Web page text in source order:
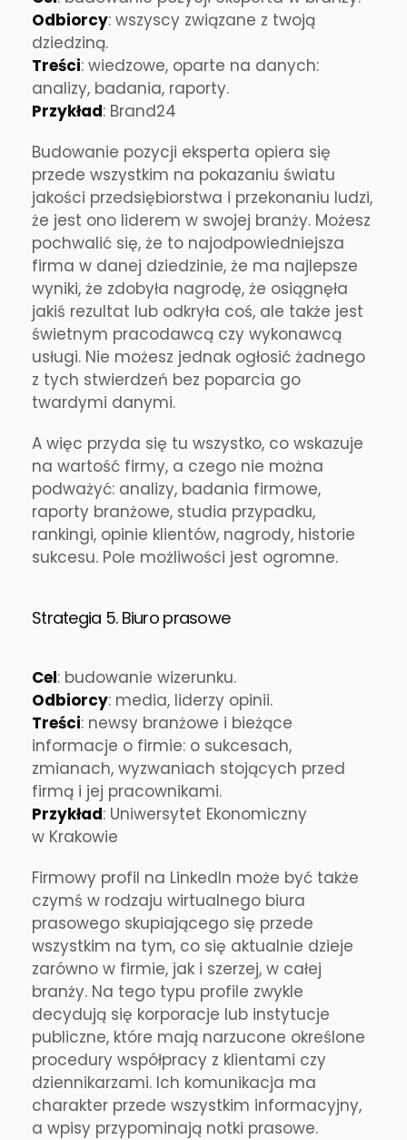
Odbiorcy: wszyscy związane z twoją
dziedziną.
Treści: wiedzowe, oparte na danych:
analizy, badania, raporty.
Przykład: Brand24
Budowanie pozycji eksperta opiera się
przede wszystkim na pokazaniu światu
jakości przedsiębiorstwa i przekonaniu ludzi,
że jest ono liderem w swojej branży. Możesz
pochwalić się, że to najodpowiedniejsza
firma w danej dziedzinie, że ma najlepsze
wyniki, że zdobyła nagrodę, że osiągnęła
jakiś rezultat lub odkryła coś, ale także jest
świetnym pracodawcą czy wykonawcą
usługi. Nie możesz jednak ogłosić żadnego
z tych stwierdzeń bez poparcia go
twardymi danymi.
A więc przyda się tu wszystko, co wskazuje
na wartość firmy, a czego nie można
podważyć: analizy, badania firmowe,
raporty branżowe, studia przypadku,
rankingi, opinie klientów, nagrody, historie
sukcesu. Pole możliwości jest ogromne.
Strategia 5. Biuro prasowe
Cel: budowanie wizerunku.
Odbiorcy: media, liderzy opinii.
Treści: newsy branżowe i bieżące
informacje o firmie: o sukcesach,
zmianach, wyzwaniach stojących przed
firmą i jej pracownikami.
Przykład: Uniwersytet Ekonomiczny
w Krakowie
Firmowy profil na LinkedIn może być także
czymś w rodzaju wirtualnego biura
prasowego skupiającego się przede
wszystkim na tym, co się aktualnie dzieje
zarówno w firmie, jak i szerzej, w całej
branży. Na tego typu profile zwykle
decydują się korporacje lub instytucje
publiczne, które mają narzucone określone
procedury współpracy z klientami czy
dziennikarzami. Ich komunikacja ma
charakter przede wszystkim informacyjny,
a wpisy przypominają notki prasowe.